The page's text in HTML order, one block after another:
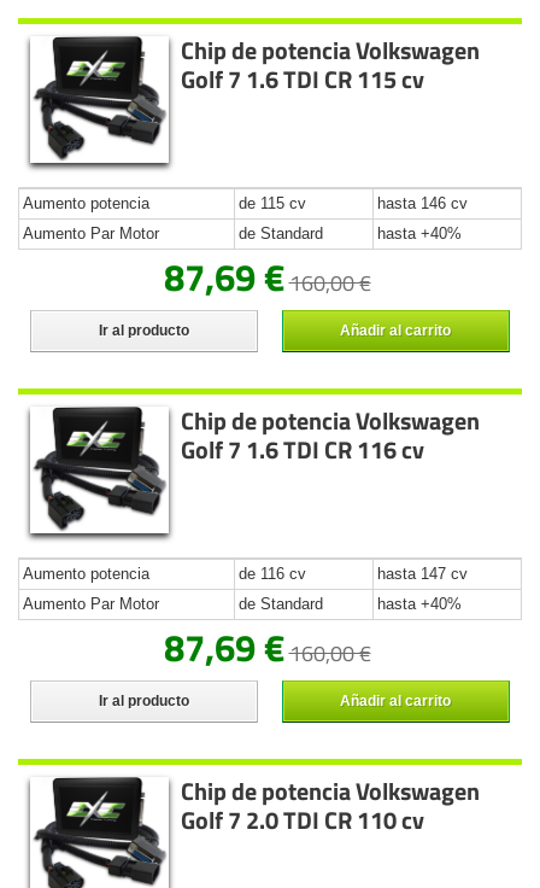
Chip de potencia Volkswagen
Golf 7 1.6 TDI CR 115 cv
Aumento potencia de 115 cv
hasta 146 cv
Aumento Par Motor
de Standard hasta +40%
87,69 €160,00 €
Ir al producto Añadir al carrito
Chip de potencia Volkswagen
Golf 7 1.6 TDI CR 116 cv
Aumento potencia de 116 cv
hasta 147 cv
Aumento Par Motor
de Standard hasta +40%
87,69 €160,00 €
Ir al producto Añadir al carrito
Chip de potencia Volkswagen
Golf 7 2.0 TDI CR 110 cv